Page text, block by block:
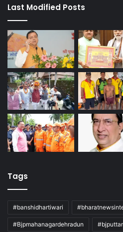
Last Modified Posts
Tags
#banshidhartiwari
#Bjpmahanagardehradun